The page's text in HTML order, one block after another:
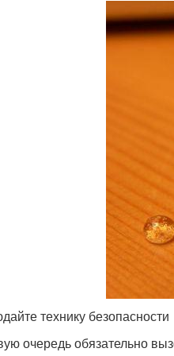
технику безопасности
очередь обязательно